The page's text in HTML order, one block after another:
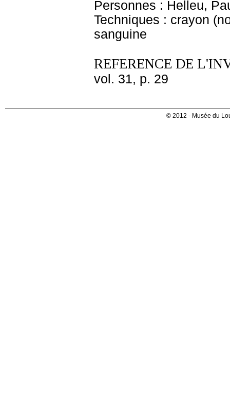
Personnes : Helleu,
Techniques : crayon
sanguine
REFERENCE DE
vol. 31, p. 29
© 2012 - Musée du